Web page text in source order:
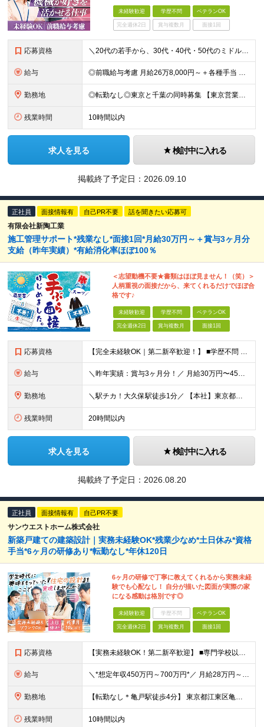
未経験歓迎 学歴不問 ベテランOK
完全週休2日 賞与複数月 面接1回
応募資格 ＼20代の若手から、30代・40代・50代のミドル・ベテラン層まで幅広く歓迎！／ ■未経験OK ■学歴不問 ■普通自動車運転免許（AT限定可｜MTをお持ちの方も尚可） ～ひとつでも当てはまれば、それ
給与 ◎前職給与考慮 月給26万8,000円～＋各種手当 ◆試用期間3カ月あり（期間中は21万4,500円～＋各種手当） ※年齢・経験・能力などを考慮の上、決定します ※上記給与はみなし残業代24,00
勤務地 ◎転勤なし◎東京と千葉の同時募集 【東京営業所】 東京都中央区新川2－24－2ビコービル４階B 【千葉営業所】 千葉県千葉市美浜区新港222-16 ※全国出社あり。出張先のホテル代や交通費は会社
残業時間 10時間以内
求人を見る 検討中に入れる
掲載終了予定日： 2026.09.10
正社員 面接情報有 自己PR不要 話を聞きたい応募可
有限会社新陶工業
施工管理サポート*残業なし*面接1回*月給30万円～＋賞与3ヶ月分
支給（昨年実績）*有給消化率ほぼ100％
＜志望動機不要★書類はほぼ見ません！（笑）＞
人柄重視の面接だから、来てくれるだけでほぼ合
格です♪
未経験歓迎 学歴不問 ベテランOK
完全週休2日 賞与複数月 面接1回
応募資格 【完全未経験OK｜第二新卒歓迎！】 ■学歴不問 ■普通自動車免許をお持ちの方（AT限定可） ＼こんな方はぜひ！／ □手に職をつけたい □知識はないけど、建築に興味がある □なんとなく建物を見るのが好
給与 ＼昨年実績：賞与3ヶ月分！／ 月給30万円〜45万円+賞与年2回 ※月給は、経験・スキル・年齢を踏まえて決定します ※試用期間は3ヶ月。期間中の雇用形態・給与・待遇に差異はありません ※固定残業代（
勤務地 ＼駅チカ！大久保駅徒歩1分／ 【本社】東京都新宿区百人町1-16-7新陶ビル1F 現場は主に東京23区。オフィスから行きやすい場所がほとんどです。 一部横浜市や市川市などの現場もありますが、遠方出張は
残業時間 20時間以内
求人を見る 検討中に入れる
掲載終了予定日： 2026.08.20
正社員 面接情報有 自己PR不要
サンウエストホーム株式会社
新築戸建ての建築設計｜実務未経験OK*残業少なめ*土日休み*資格
手当*6ヶ月の研修あり*転勤なし*年休120日
6ヶ月の研修で丁寧に教えてくれるから実務未経
験でも心配なし！ 自分が描いた図面が実際の家
になる感動は格別です◎
未経験歓迎 学歴不問 ベテランOK
完全週休2日 賞与複数月 面接1回
応募資格 【実務未経験OK！第二新卒歓迎】 ■専門学校以上の建築学科卒業者 ■ブランクのある方も歓迎！ ※実務経験は一切問いません！「これから設計者として育ちたい」方を歓迎しています！ === ブランクのある
給与 ＼*想定年収450万円～700万円*／ 月給28万円～40万円 ※経験・年齢・前職の給与を考慮し決定 ※残業代は別途全額支給いたします ※試用期間3ヶ月あり（期間中の条件に差異なし）
勤務地 【転勤なし＊亀戸駅徒歩4分】 東京都江東区亀戸1-39-5 サンウエストホーム6F ※(変更の範囲)なし
残業時間 10時間以内